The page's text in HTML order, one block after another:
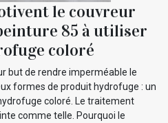
le couvreur
85 à utiliser
coloré
but de rendre imperméable le
formes de produit hydrofuge : un
coloré. Le traitement
comme telle. Pourquoi le